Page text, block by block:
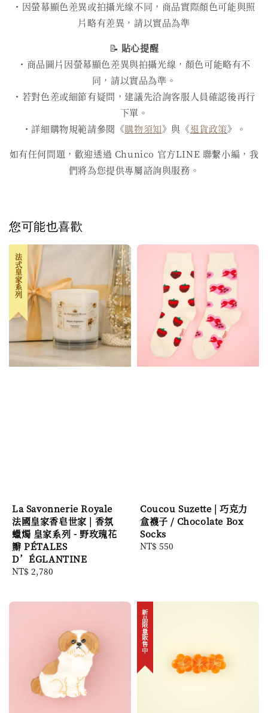
・因螢幕顯色差異或拍攝光線不同，商品實際顏色可能與照
片略有差異，請以實品為準
📝 貼心提醒
・商品圖片因螢幕顯色差異與拍攝光線，顏色可能略有不
同，請以實品為準。
・若對色差或細節有疑問，建議先洽詢客服人員確認後再行
下單。
・詳細購物規範請參閱《購物須知》與《退貨政策》。
如有任何問題，歡迎透過 Chunico 官方LINE 聯繫小編，我
們將為您提供專屬諮詢與服務。
您可能也喜歡
法式皇家系列
La Savonnerie Royale
法國皇家香皂世家 | 香氛
蠟燭 皇家系列 - 野玫瑰花
瓣 PÉTALES
D’ÉGLANTINE
Regular
NT$ 2,780
Coucou Suzette | 巧克力
盒襪子 / Chocolate Box
Socks
Regular
NT$ 550
新品限量販售中